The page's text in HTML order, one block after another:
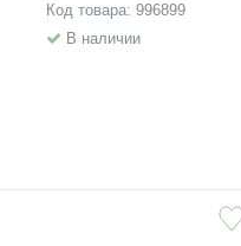
Код товара: 996899
В наличии